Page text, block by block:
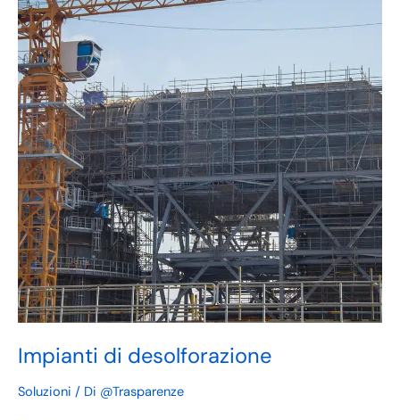
Impianti di desolforazione
Soluzioni / Di @Trasparenze
desolforazione